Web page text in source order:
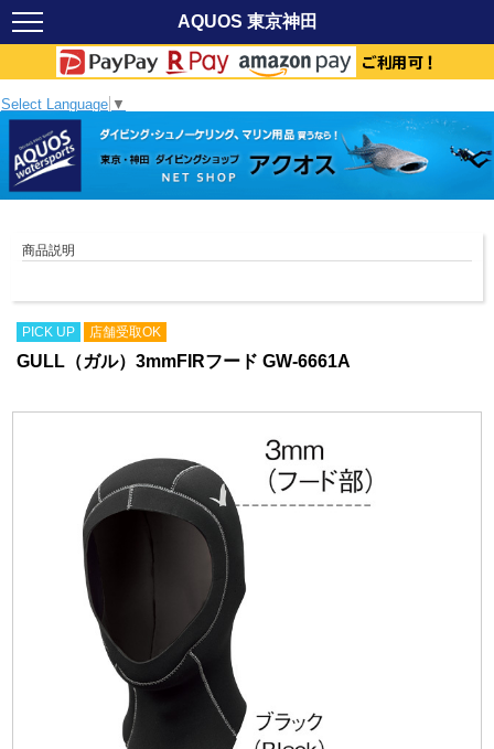
AQUOS 東京神田
Select Language ▼
商品説明
PICK UP 店舗受取OK
GULL（ガル）3mmFIRフード GW-6661A